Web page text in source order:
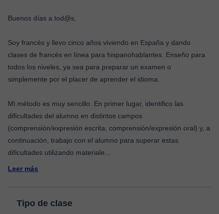
Buenos días a tod@s,
Soy francés y llevo cinco años viviendo en España y dando
clases de francés en línea para hispanohablantes. Enseño para
todos los niveles, ya sea para preparar un examen o
simplemente por el placer de aprender el idioma.
Mi método es muy sencillo. En primer lugar, identifico las
dificultades del alumno en distintos campos
(comprensión/expresión escrita, comprensión/expresión oral) y, a
continuación, trabajo con el alumno para superar estas
dificultades utilizando materiale
Leer más
Tipo de clase